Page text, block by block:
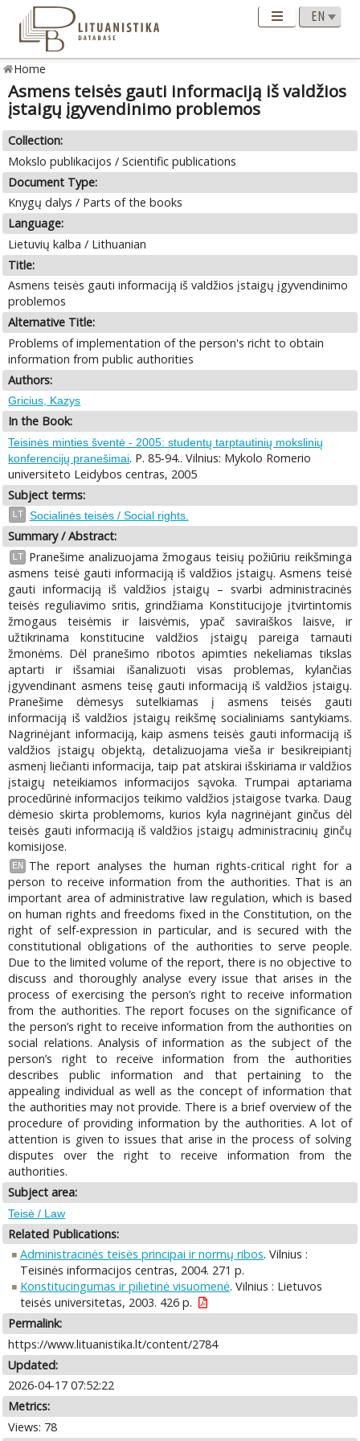
Home
Asmens teisės gauti informaciją iš valdžios
įstaigų įgyvendinimo problemos
Collection:
Mokslo publikacijos / Scientific publications
Document Type:
Knygų dalys / Parts of the books
Language:
Lietuvių kalba / Lithuanian
Title:
Asmens teisės gauti informaciją iš valdžios įstaigų įgyvendinimo
problemos
Alternative Title:
Problems of implementation of the person's richt to obtain
information from public authorities
Authors:
Gricius, Kazys
In the Book:
Teisinės minties šventė - 2005: studentų tarptautinių mokslinių
konferencijų pranešimai. P. 85-94.. Vilnius: Mykolo Romerio
universiteto Leidybos centras, 2005
Subject terms:
LT Socialinės teisės / Social rights.
Summary / Abstract:
LT
Pranešime analizuojama žmogaus teisių požiūriu reikšminga
asmens teisė gauti informaciją iš valdžios įstaigų. Asmens teisė
gauti informaciją iš valdžios įstaigų – svarbi administracinės
teisės reguliavimo sritis, grindžiama Konstitucijoje įtvirtintomis
žmogaus teisėmis ir laisvėmis, ypač saviraiškos laisve, ir
užtikrinama konstitucine valdžios įstaigų pareiga tarnauti
žmonėms. Dėl pranešimo ribotos apimties nekeliamas tikslas
aptarti ir išsamiai išanalizuoti visas problemas, kylančias
įgyvendinant asmens teisę gauti informaciją iš valdžios įstaigų.
Pranešime dėmesys sutelkiamas į asmens teisės gauti
informaciją iš valdžios įstaigų reikšmę socialiniams santykiams.
Nagrinėjant informaciją, kaip asmens teisės gauti informaciją iš
valdžios įstaigų objektą, detalizuojama vieša ir besikreipiantį
asmenį liečianti informacija, taip pat atskirai išskiriama ir valdžios
įstaigų neteikiamos informacijos sąvoka. Trumpai aptariama
procedūrinė informacijos teikimo valdžios įstaigose tvarka. Daug
dėmesio skirta problemoms, kurios kyla nagrinėjant ginčus dėl
teisės gauti informaciją iš valdžios įstaigų administracinių ginčų
komisijose.
EN
The report analyses the human rights-critical right for a
person to receive information from the authorities. That is an
important area of administrative law regulation, which is based
on human rights and freedoms fixed in the Constitution, on the
right of self-expression in particular, and is secured with the
constitutional obligations of the authorities to serve people.
Due to the limited volume of the report, there is no objective to
discuss and thoroughly analyse every issue that arises in the
process of exercising the person’s right to receive information
from the authorities. The report focuses on the significance of
the person’s right to receive information from the authorities on
social relations. Analysis of information as the subject of the
person’s right to receive information from the authorities
describes public information and that pertaining to the
appealing individual as well as the concept of information that
the authorities may not provide. There is a brief overview of the
procedure of providing information by the authorities. A lot of
attention is given to issues that arise in the process of solving
disputes over the right to receive information from the
authorities.
Subject area:
Teisė / Law
Related Publications:
Administracinės teisės principai ir normų ribos. Vilnius :
Teisinės informacijos centras, 2004. 271 p.
Konstitucingumas ir pilietinė visuomenė. Vilnius : Lietuvos
teisės universitetas, 2003. 426 p.
Permalink:
https://www.lituanistika.lt/content/2784
Updated:
2026-04-17 07:52:22
Metrics:
Views: 78